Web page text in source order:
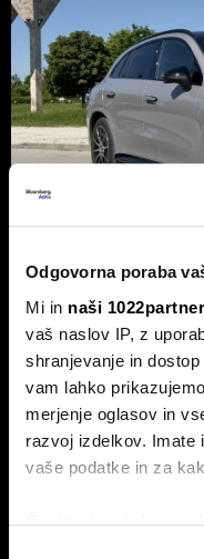
Odgovorna poraba
Mi in naši
vaš naslov IP, z
shranjevanje in
vam lahko
merjenje oglasov in
razvoj izdelkov. Imate
vaše podatke in za
Če dovolite, želimo
Zbirati
Novi
elektrifikacija
preboj?
Petična znamka iz
napoveduje oster